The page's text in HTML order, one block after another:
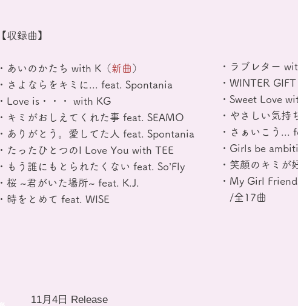
【収録曲】
・あいのかたち with K（新曲 ）
・さよならをキミに... feat. Spontania
・Love is・・・ with KG
・キミがおしえてくれた事 feat. SEAMO
・ありがとう。愛してた人 feat. Spontania
・たったひとつのI Love You with TEE
・もう誰にもとられたくない feat. So’Fly
・桜 ~君がいた場所~ feat. K.J.
・時をとめて feat. WISE
・ラブレター
・WINTER
・Sweet Love
・やさしい気
・さぁいこう...
・Girls be
・笑顔のキミ
・My Girl
/全17曲
11月4日 Release